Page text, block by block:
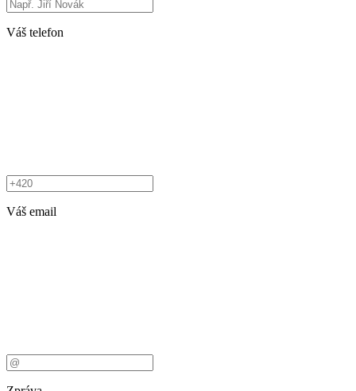
Váš telefon
Váš email